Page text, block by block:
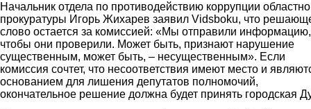
Начальник отдела по противодействию коррупции
прокуратуры Игорь Жихарев заявил Vidsboku, что
слово остается за комиссией: «Мы отправили информацию,
чтобы они проверили. Может быть, признают нарушение
существенным, может быть, – несущественным». Если
комиссия сочтет, что несоответствия имеют место и
основанием для лишения депутатов полномочий,
окончательное решение должна будет принять городская